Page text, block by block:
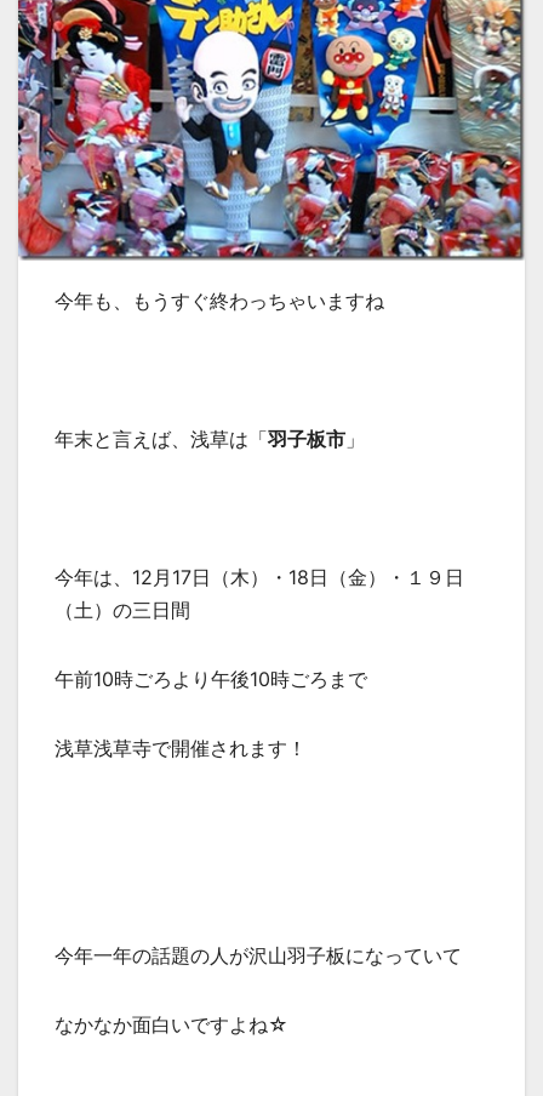
今年も、もうすぐ終わっちゃいますね
年末と言えば、浅草は「羽子板市 」
今年は、12月17日（木）・18日（金）・１９日
（土）の三日間
午前10時ごろより午後10時ごろまで
浅草浅草寺で開催されます！
今年一年の話題の人が沢山羽子板になっていて
なかなか面白いですよね☆